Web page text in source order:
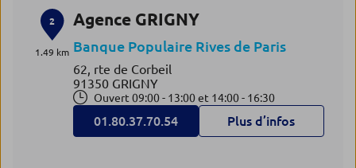
2
1.49 km
Agence GRIGNY
Banque Populaire Rives de Paris
62, rte de Corbeil
91350 GRIGNY
Ouvert 09:00 - 13:00 et 14:00 - 16:30
01.80.37.70.54 Plus d’infos